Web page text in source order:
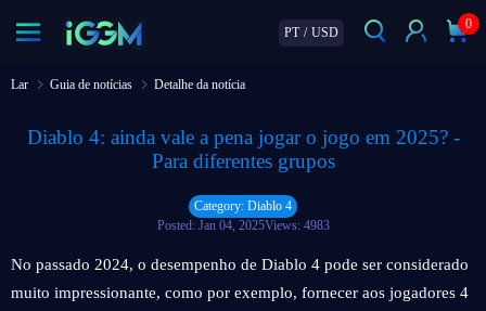
PT / USD
0
Lar Guia de notícias Detalhe da notícia
Diablo 4: ainda vale a pena jogar o jogo em 2025? -
Para diferentes grupos
Category: Diablo 4
Posted: Jan 04, 2025Views: 4983
No passado 2024, o desempenho de Diablo 4 pode ser considerado
muito impressionante, como por exemplo, fornecer aos jogadores 4